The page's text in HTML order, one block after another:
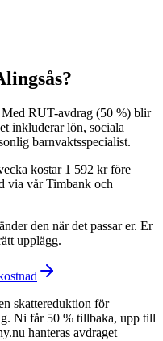
RUT-avdrag (50 %) blir
inkluderar lön, sociala
barnvaktsspecialist.
kostar 1 592 kr före
via vår Timbank och
den när det passar er. Er
upplägg.
skattereduktion för
Ni får 50 % tillbaka, upp till
hanteras avdraget